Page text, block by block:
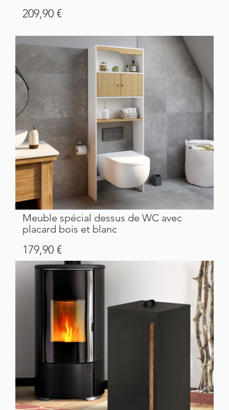
Prix
209,90 €
Meuble spécial dessus de WC avec
placard bois et blanc
Prix
179,90 €